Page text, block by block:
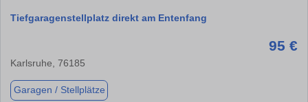
Tiefgaragenstellplatz direkt am Entenfang
95 €
Karlsruhe, 76185
Garagen / Stellplätze